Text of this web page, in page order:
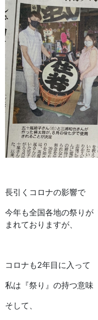
長引くコロナの影響で
今年も全国各地の祭りが
まれておりますが、
コロナも2年目に入って
私は『祭り』の持つ意味
そして、